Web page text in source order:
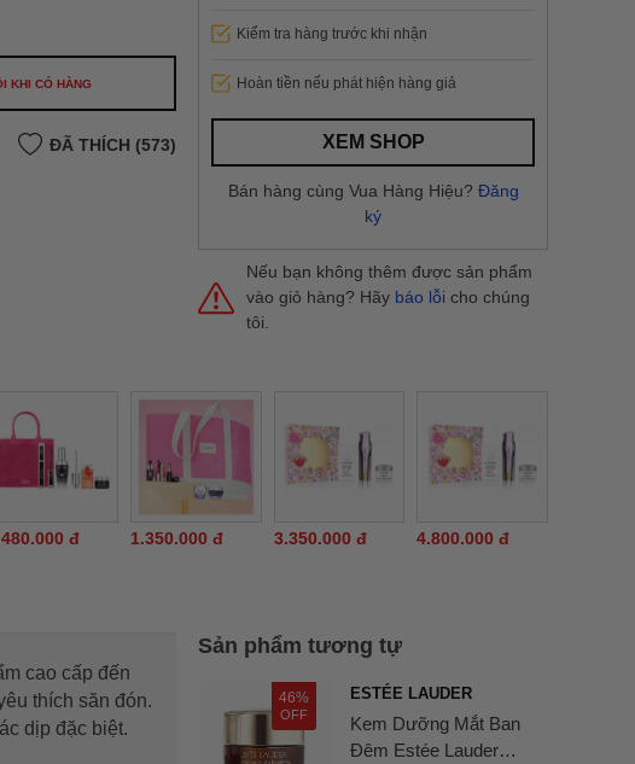
tốc theo yêu cầu
KHI CÓ HÀNG
ĐÃ THÍCH (573)
đ 1.350.000 đ 3.350.000 đ 4.800.000 đ
cao cấp đến
thích săn đón.
dịp đặc biệt.
Sản phẩm tương tự
46%
OFF
ESTÉE LAUDER
Kem Dưỡng Mắt Ban
Đêm Estée Lauder
Kiểm tra hàng trước khi nhận
Hoàn tiền nếu phát hiện hàng giả
XEM SHOP
Bán hàng cùng Vua Hàng Hiệu? Đăng
ký
Nếu bạn không thêm được sản phẩm
vào giỏ hàng? Hãy báo lỗi cho chúng
tôi.